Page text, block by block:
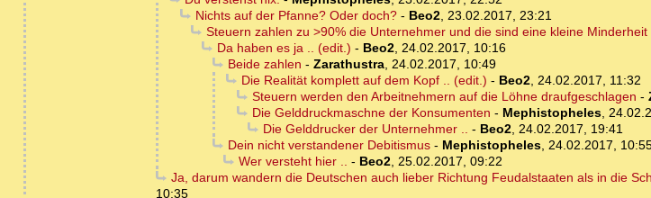
Nichts auf der Pfanne? Oder doch?- Beo2, 23.02.2017, 23:21
Steuern zahlen zu >90% die Unternehmer und die sind eine kleine Minderheit
Da haben es ja .. (edit.) - Beo2, 24.02.2017, 10:16
Beide zahlen - Zarathustra, 24.02.2017, 10:49
Die Realität komplett auf dem Kopf .. (edit.) - Beo2, 24.02.2017, 11:32
Steuern werden den Arbeitnehmern auf die Löhne draufgeschlagen -
Die Gelddruckmaschne der Konsumenten - Mephistopheles,
Die Gelddrucker der Unternehmer .. - Beo2, 24.02.2017, 19:41
Dein nicht verstandener Debitismus- Mephistopheles, 24.02.2017,
Wer versteht hier .. - Beo2, 25.02.2017, 09:22
Ja, darum wandern die Deutschen auch lieber Richtung Feudalstaaten als in die
10:35